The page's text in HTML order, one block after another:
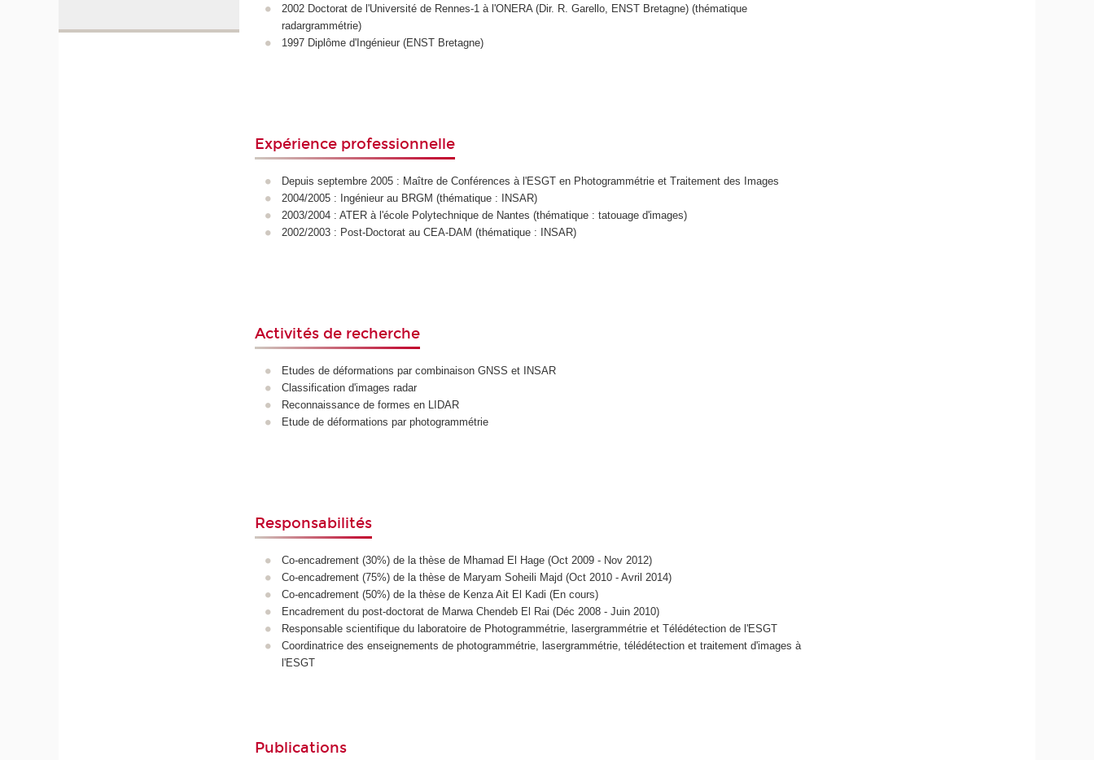
2002 Doctorat de l'Université de Rennes-1 à l'ONERA (Dir. R. Garello, ENST Bretagne) (thématique
radargrammétrie)
1997 Diplôme d'Ingénieur (ENST Bretagne)
Expérience professionnelle
Depuis septembre 2005 : Maître de Conférences à l'ESGT en Photogrammétrie et Traitement des Images
2004/2005 : Ingénieur au BRGM (thématique : INSAR)
2003/2004 : ATER à l'école Polytechnique de Nantes (thématique : tatouage d'images)
2002/2003 : Post-Doctorat au CEA-DAM (thématique : INSAR)
Activités de recherche
Etudes de déformations par combinaison GNSS et INSAR
Classification d'images radar
Reconnaissance de formes en LIDAR
Etude de déformations par photogrammétrie
Responsabilités
Co-encadrement (30%) de la thèse de Mhamad El Hage (Oct 2009 - Nov 2012)
Co-encadrement (75%) de la thèse de Maryam Soheili Majd (Oct 2010 - Avril 2014)
Co-encadrement (50%) de la thèse de Kenza Ait El Kadi (En cours)
Encadrement du post-doctorat de Marwa Chendeb El Rai (Déc 2008 - Juin 2010)
Responsable scientifique du laboratoire de Photogrammétrie, lasergrammétrie et Télédétection de l'ESGT
Coordinatrice des enseignements de photogrammétrie, lasergrammétrie, télédétection et traitement d'images à
l'ESGT
Publications